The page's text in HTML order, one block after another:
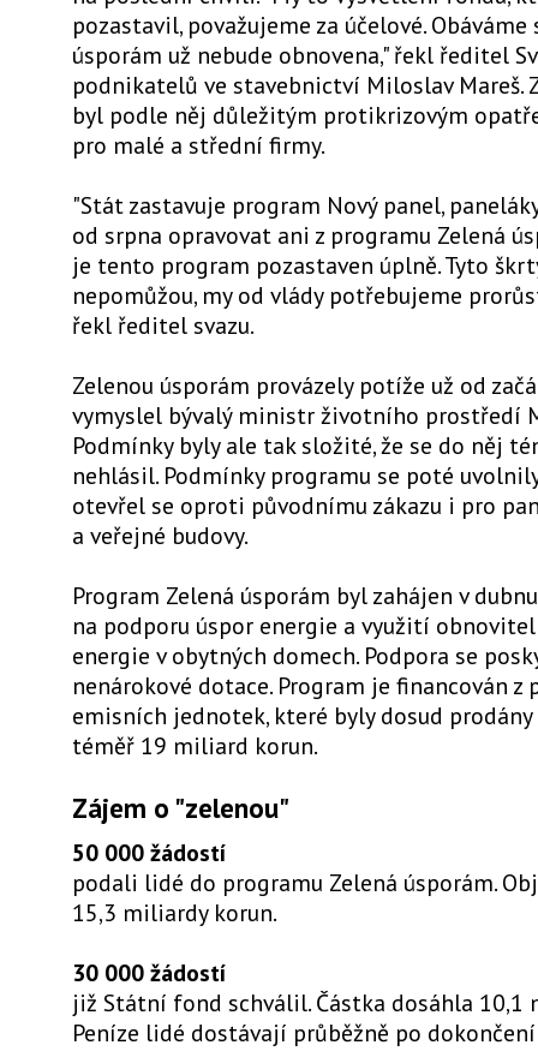
pozastavil, považujeme za účelové. Obáváme
úsporám už nebude obnovena," řekl ředitel
podnikatelů ve stavebnictví Miloslav Mareš.
byl podle něj důležitým protikrizovým
pro malé a střední firmy.
"Stát zastavuje program Nový panel,
od srpna opravovat ani z programu Zelená
je tento program pozastaven úplně. Tyto
nepomůžou, my od vlády potřebujeme
řekl ředitel svazu.
Zelenou úsporám provázely potíže už od
vymyslel bývalý ministr životního prostředí
Podmínky byly ale tak složité, že se do něj
nehlásil. Podmínky programu se poté
otevřel se oproti původnímu zákazu i pro
a veřejné budovy.
Program Zelená úsporám byl zahájen v
na podporu úspor energie a využití
energie v obytných domech. Podpora se
nenárokové dotace. Program je financován z
emisních jednotek, které byly dosud
téměř 19 miliard korun.
Zájem o "zelenou"
50 000 žádostí
podali lidé do programu Zelená úsporám.
15,3 miliardy korun.
30 000 žádostí
již Státní fond schválil. Částka dosáhla 10,1
Peníze lidé dostávají průběžně po